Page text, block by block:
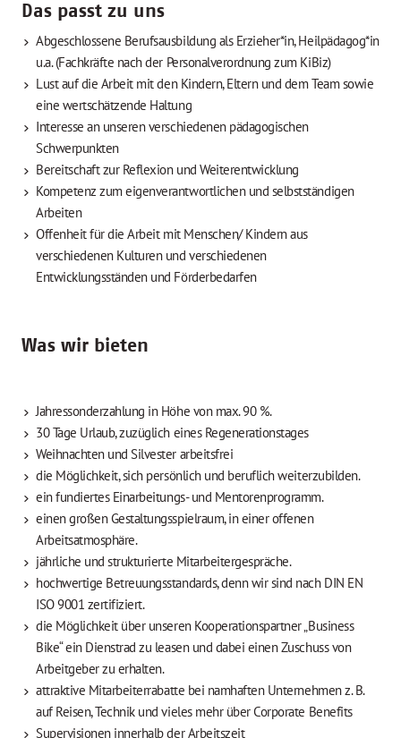
Das passt zu uns
Abgeschlossene Berufsausbildung als Erzieher*in, Heilpädagog*in
u.a. (Fachkräfte nach der Personalverordnung zum KiBiz)
Lust auf die Arbeit mit den Kindern, Eltern und dem Team sowie
eine wertschätzende Haltung
Interesse an unseren verschiedenen pädagogischen
Schwerpunkten
Bereitschaft zur Reflexion und Weiterentwicklung
Kompetenz zum eigenverantwortlichen und selbstständigen
Arbeiten
Offenheit für die Arbeit mit Menschen/ Kindern aus
verschiedenen Kulturen und verschiedenen
Entwicklungsständen und Förderbedarfen
Was wir bieten
Jahressonderzahlung in Höhe von max. 90 %.
30 Tage Urlaub, zuzüglich eines Regenerationstages
Weihnachten und Silvester arbeitsfrei
die Möglichkeit, sich persönlich und beruflich weiterzubilden.
ein fundiertes Einarbeitungs- und Mentorenprogramm.
einen großen Gestaltungsspielraum, in einer offenen
Arbeitsatmosphäre.
jährliche und strukturierte Mitarbeitergespräche.
hochwertige Betreuungsstandards, denn wir sind nach DIN EN
ISO 9001 zertifiziert.
die Möglichkeit über unseren Kooperationspartner „Business
Bike“ ein Dienstrad zu leasen und dabei einen Zuschuss von
Arbeitgeber zu erhalten.
attraktive Mitarbeiterrabatte bei namhaften Unternehmen z. B.
auf Reisen, Technik und vieles mehr über Corporate Benefits
Supervisionen innerhalb der Arbeitszeit